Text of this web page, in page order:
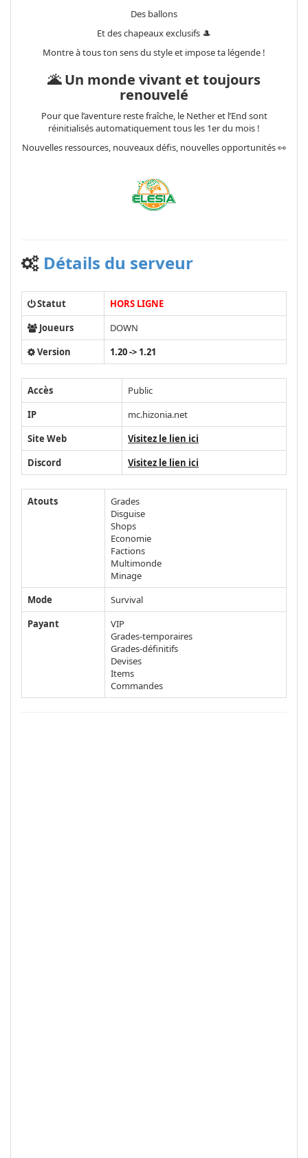
Des ballons
Et des chapeaux exclusifs 🎩
Montre à tous ton sens du style et impose ta légende !
🌋 Un monde vivant et toujours
renouvelé
Pour que l’aventure reste fraîche, le Nether et l’End sont
réinitialisés automatiquement tous les 1er du mois !
Nouvelles ressources, nouveaux défis, nouvelles opportunités 👀
Détails du serveur
Statut
HORS LIGNE
Joueurs
DOWN
Version
1.20 -> 1.21
Accès
Public
IP
mc.hizonia.net
Site Web
Visitez le lien ici
Discord
Visitez le lien ici
Atouts
Grades
Disguise
Shops
Economie
Factions
Multimonde
Minage
Mode
Survival
Payant
VIP
Grades-temporaires
Grades-définitifs
Devises
Items
Commandes